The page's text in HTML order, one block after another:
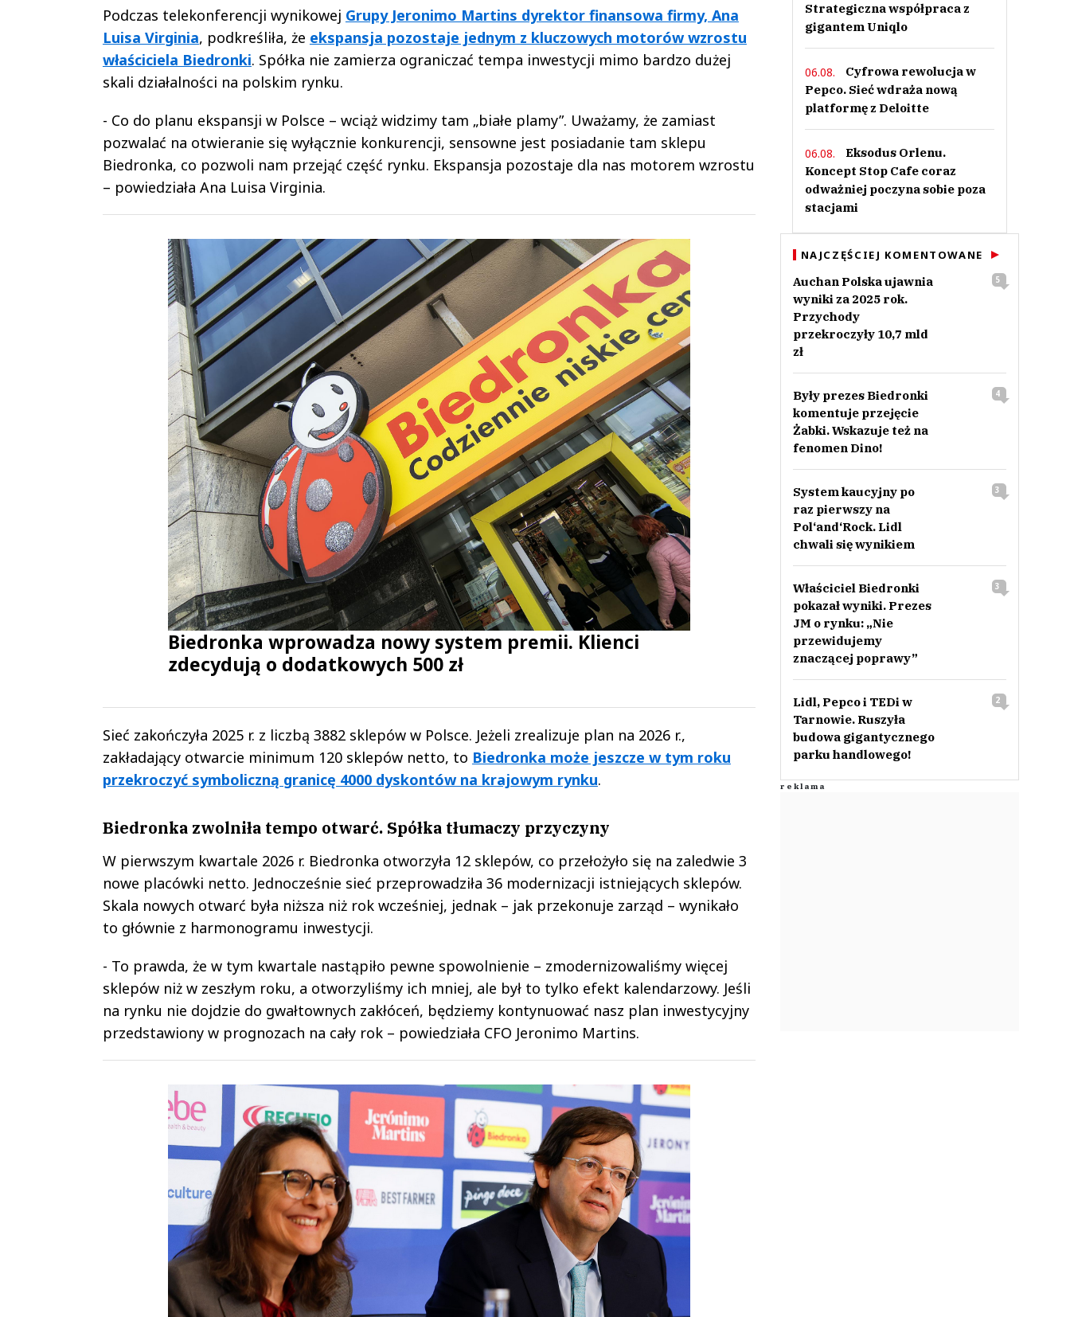
Podczas telekonferencji wynikowej Grupy Jeronimo Martins dyrektor finansowa firmy, Ana
Luisa Virginia, podkreśliła, że ekspansja pozostaje jednym z kluczowych motorów wzrostu
właściciela Biedronki. Spółka nie zamierza ograniczać tempa inwestycji mimo bardzo dużej
skali działalności na polskim rynku.
- Co do planu ekspansji w Polsce – wciąż widzimy tam „białe plamy”. Uważamy, że zamiast
pozwalać na otwieranie się wyłącznie konkurencji, sensowne jest posiadanie tam sklepu
Biedronka, co pozwoli nam przejąć część rynku. Ekspansja pozostaje dla nas motorem wzrostu
– powiedziała Ana Luisa Virginia.
Biedronka wprowadza nowy system premii. Klienci
zdecydują o dodatkowych 500 zł
Sieć zakończyła 2025 r. z liczbą 3882 sklepów w Polsce. Jeżeli zrealizuje plan na 2026 r.,
zakładający otwarcie minimum 120 sklepów netto, to Biedronka może jeszcze w tym roku
przekroczyć symboliczną granicę 4000 dyskontów na krajowym rynku.
Biedronka zwolniła tempo otwarć. Spółka tłumaczy przyczyny
W pierwszym kwartale 2026 r. Biedronka otworzyła 12 sklepów, co przełożyło się na zaledwie 3
nowe placówki netto. Jednocześnie sieć przeprowadziła 36 modernizacji istniejących sklepów.
Skala nowych otwarć była niższa niż rok wcześniej, jednak – jak przekonuje zarząd – wynikało
to głównie z harmonogramu inwestycji.
- To prawda, że w tym kwartale nastąpiło pewne spowolnienie – zmodernizowaliśmy więcej
sklepów niż w zeszłym roku, a otworzyliśmy ich mniej, ale był to tylko efekt kalendarzowy. Jeśli
na rynku nie dojdzie do gwałtownych zakłóceń, będziemy kontynuować nasz plan inwestycyjny
przedstawiony w prognozach na cały rok – powiedziała CFO Jeronimo Martins.
Strategiczna współpraca z
gigantem Uniqlo
06.08.
Cyfrowa rewolucja w
Pepco. Sieć wdraża nową
platformę z Deloitte
06.08.
Eksodus Orlenu.
Koncept Stop Cafe coraz
odważniej poczyna sobie poza
stacjami
NAJCZĘŚCIEJ KOMENTOWANE
Auchan Polska ujawnia
wyniki za 2025 rok.
Przychody
przekroczyły 10,7 mld
zł
5
Były prezes Biedronki
komentuje przejęcie
Żabki. Wskazuje też na
fenomen Dino!
4
System kaucyjny po
raz pierwszy na
Pol‘and‘Rock. Lidl
chwali się wynikiem
3
Właściciel Biedronki
pokazał wyniki. Prezes
JM o rynku: „Nie
przewidujemy
znaczącej poprawy”
3
Lidl, Pepco i TEDi w
Tarnowie. Ruszyła
budowa gigantycznego
parku handlowego!
2